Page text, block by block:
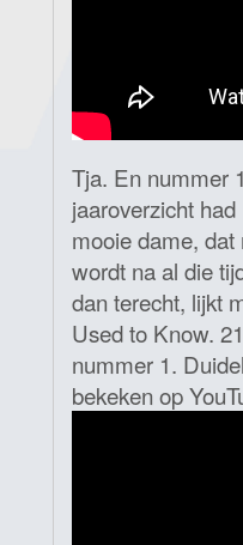
Tja. En nummer
jaaroverzicht
mooie dame,
wordt na al die
dan terecht, lijkt
Used to Know.
nummer 1.
bekeken op